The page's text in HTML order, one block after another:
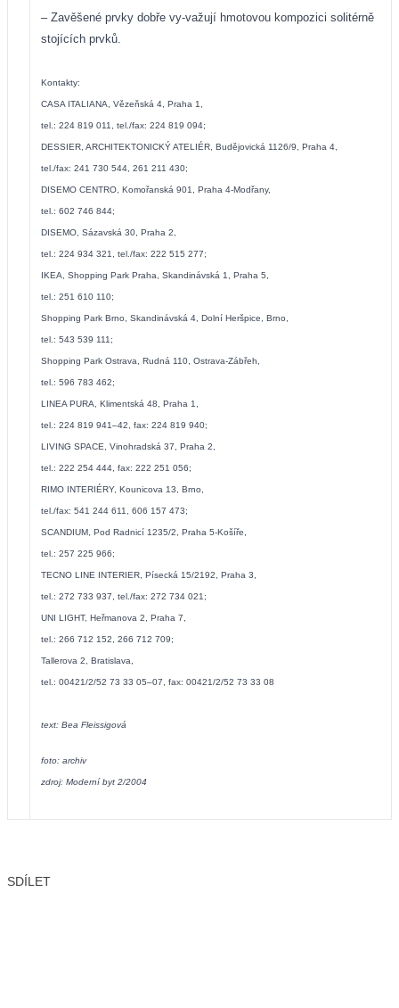
– Zavěšené prvky dobře vy-važují hmotovou kompozici solitérně
stojících prvků.
Kontakty:
CASA ITALIANA, Vězeňská 4, Praha 1,
tel.: 224 819 011, tel./fax: 224 819 094;
DESSIER, ARCHITEKTONICKÝ ATELIÉR, Budějovická 1126/9, Praha 4,
tel./fax: 241 730 544, 261 211 430;
DISEMO CENTRO, Komořanská 901, Praha 4-Modřany,
tel.: 602 746 844;
DISEMO, Sázavská 30, Praha 2,
tel.: 224 934 321, tel./fax: 222 515 277;
IKEA, Shopping Park Praha, Skandinávská 1, Praha 5,
tel.: 251 610 110;
Shopping Park Brno, Skandinávská 4, Dolní Heršpice, Brno,
tel.: 543 539 111;
Shopping Park Ostrava, Rudná 110, Ostrava-Zábřeh,
tel.: 596 783 462;
LINEA PURA, Klimentská 48, Praha 1,
tel.: 224 819 941–42, fax: 224 819 940;
LIVING SPACE, Vinohradská 37, Praha 2,
tel.: 222 254 444, fax: 222 251 056;
RIMO INTERIÉRY, Kounicova 13, Brno,
tel./fax: 541 244 611, 606 157 473;
SCANDIUM, Pod Radnicí 1235/2, Praha 5-Košíře,
tel.: 257 225 966;
TECNO LINE INTERIER, Písecká 15/2192, Praha 3,
tel.: 272 733 937, tel./fax: 272 734 021;
UNI LIGHT, Heřmanova 2, Praha 7,
tel.: 266 712 152, 266 712 709;
Tallerova 2, Bratislava,
tel.: 00421/2/52 73 33 05–07, fax: 00421/2/52 73 33 08
text: Bea Fleissigová
foto: archiv
zdroj: Moderní byt 2/2004
SDÍLET